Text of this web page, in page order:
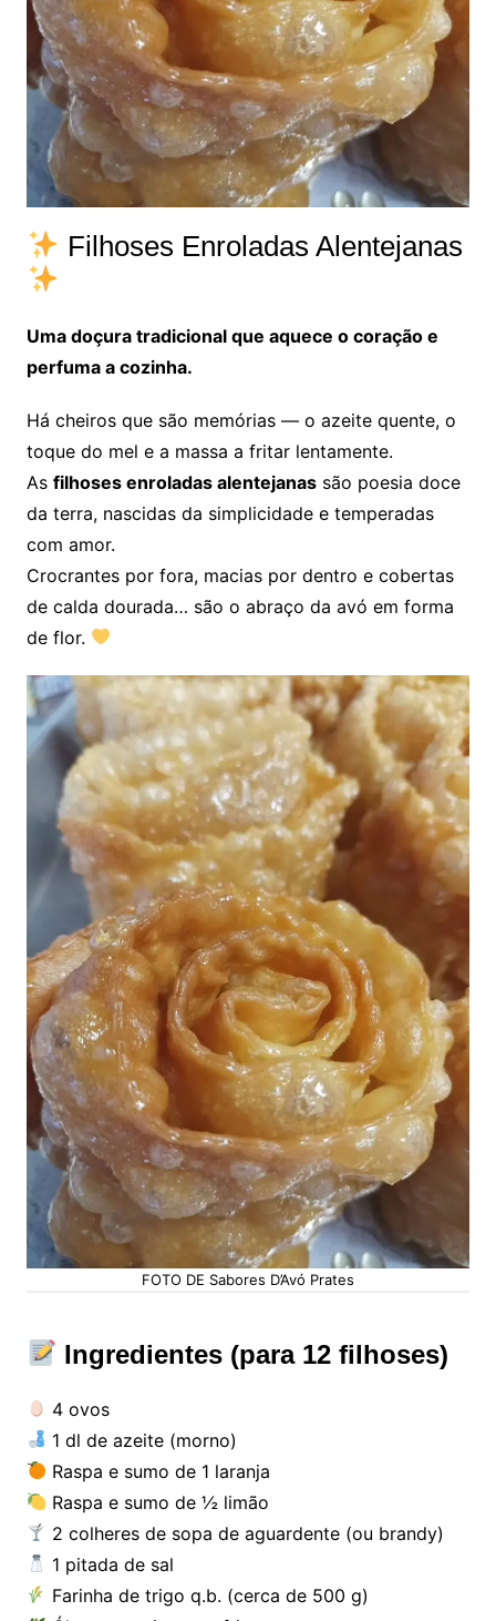
Filhoses Enroladas Alentejanas
Uma doçura tradicional que aquece o coração e
perfuma a cozinha.
Há cheiros que são memórias — o azeite quente, o
toque do mel e a massa a fritar lentamente.
As filhoses enroladas alentejanassão poesia doce
da terra, nascidas da simplicidade e temperadas
com amor.
Crocrantes por fora, macias por dentro e cobertas
de calda dourada… são o abraço da avó em forma
de flor.
FOTO DE Sabores D’Avó Prates
Ingredientes (para 12 filhoses)
4 ovos
1 dl de azeite (morno)
Raspa e sumo de 1 laranja
Raspa e sumo de ½ limão
2 colheres de sopa de aguardente (ou brandy)
1 pitada de sal
Farinha de trigo q.b. (cerca de 500 g)